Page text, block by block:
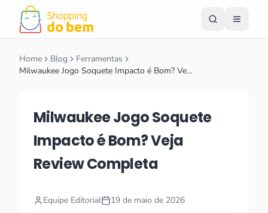
Home Blog
Ferramentas
Milwaukee Jogo Soquete Impacto é Bom? Ve…
Milwaukee Jogo Soquete
Impacto é Bom? Veja
Review Completa
Equipe Editorial 19 de maio de 2026